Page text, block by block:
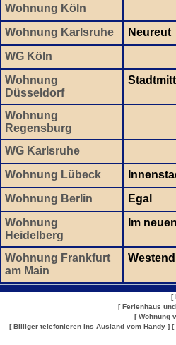
Wohnung Köln
Wohnung Karlsruhe
Neureut
WG Köln
Wohnung
Düsseldorf
Wohnung
Regensburg
WG Karlsruhe
Wohnung Lübeck
Wohnung Berlin
Egal
Wohnung
Heidelberg
Im
Wohnung Frankfurt
am Main
Westend
[
[ Ferienhaus
[ Wohnung
[ Billiger telefonieren ins Ausland vom Handy ] [